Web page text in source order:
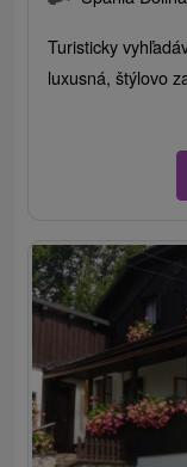
Turisticky
luxusná, štýlovo